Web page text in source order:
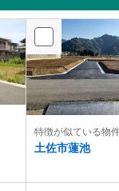
特徴が似ている物
土佐市蓮池